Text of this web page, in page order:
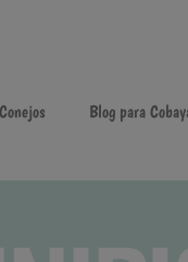
Blog para